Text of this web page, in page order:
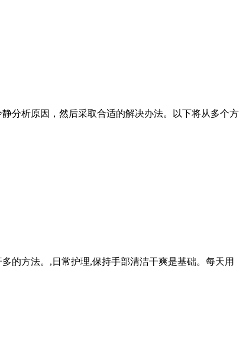
分析原因，然后采取合适的解决办法。以下将从多个方
的方法。,日常护理,保持手部清洁干爽是基础。每天用